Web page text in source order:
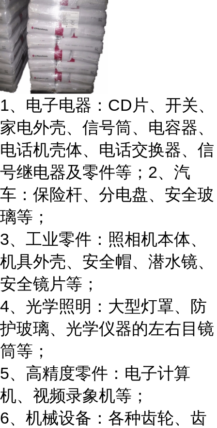
1、电子电器：CD片、开关、
家电外壳、信号筒、电容器、
电话机壳体、电话交换器、信
号继电器及零件等；2、汽
车：保险杆、分电盘、安全玻
璃等；
3、工业零件：照相机本体、
机具外壳、安全帽、潜水镜、
安全镜片等；
4、光学照明：大型灯罩、防
护玻璃、光学仪器的左右目镜
筒等；
5、高精度零件：电子计算
机、视频录象机等；
6、机械设备：各种齿轮、齿